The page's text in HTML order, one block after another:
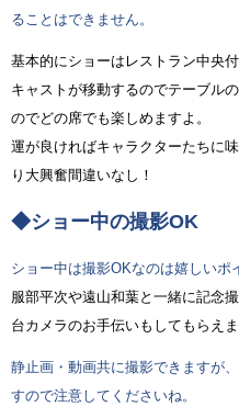
ることはできません。
基本的にショーはレストラン中央
キャストが移動するのでテーブル
のでどの席でも楽しめますよ。
運が良ければキャラクターたちに
り大興奮間違いなし！
◆ショー中の撮影OK
ショー中は撮影OKなのは嬉しいポ
服部平次や遠山和葉と一緒に記念
台カメラのお手伝いもしてもらえま
静止画・動画共に撮影できますが
すので注意してくださいね。